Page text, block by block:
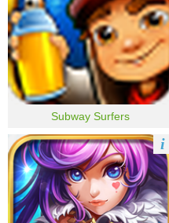
Subway Surfers
i